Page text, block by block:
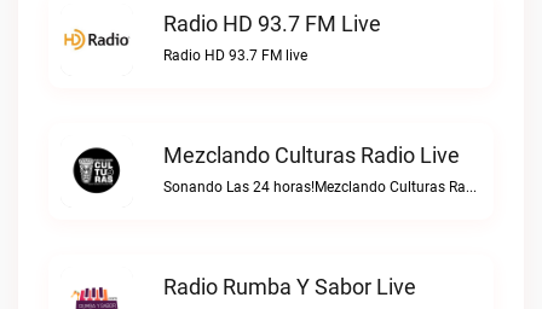
Radio HD 93.7 FM Live
Radio HD 93.7 FM live
Mezclando Culturas Radio Live
Sonando Las 24 horas!Mezclando Culturas Radio live
Radio Rumba Y Sabor Live